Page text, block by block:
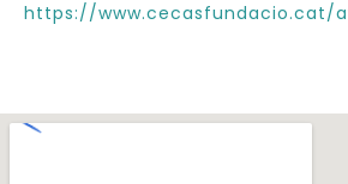
https://www.cecasfundacio.cat/